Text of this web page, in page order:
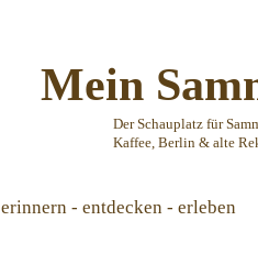
Mein
Der Schauplatz für
Kaffee, Berlin & alte
erinnern - entdecken - erleben